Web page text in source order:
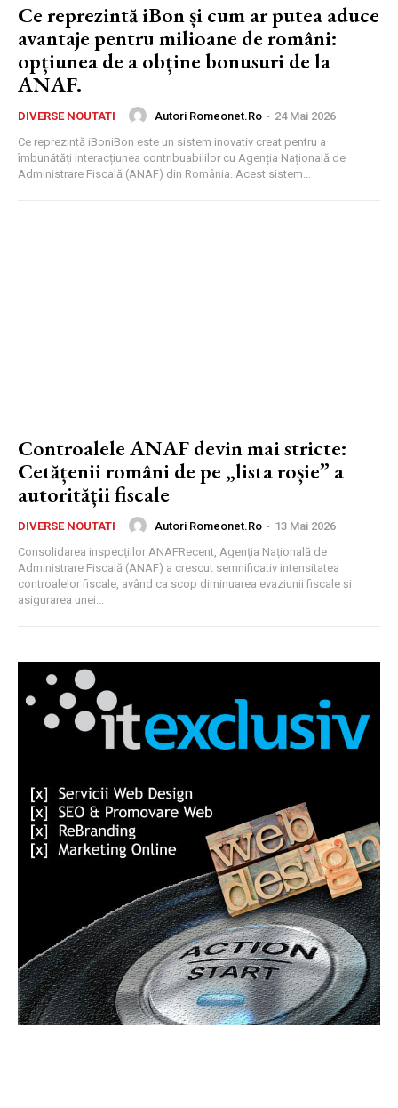
Ce reprezintă iBon și cum ar putea aduce
avantaje pentru milioane de români:
opțiunea de a obține bonusuri de la
ANAF.
DIVERSE NOUTATI Autori Romeonet.ro - 24 Mai 2026
Ce reprezintă iBoniBon este un sistem inovativ creat pentru a
îmbunătăți interacțiunea contribuabililor cu Agenția Națională de
Administrare Fiscală (ANAF) din România. Acest sistem...
Controalele ANAF devin mai stricte:
Cetățenii români de pe „lista roșie” a
autorității fiscale
DIVERSE NOUTATI Autori Romeonet.ro - 13 Mai 2026
Consolidarea inspecțiilor ANAFRecent, Agenția Națională de
Administrare Fiscală (ANAF) a crescut semnificativ intensitatea
controalelor fiscale, având ca scop diminuarea evaziunii fiscale și
asigurarea unei...